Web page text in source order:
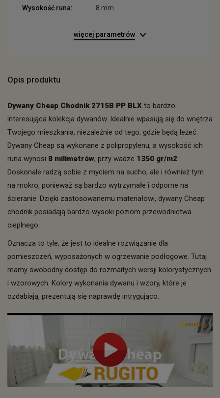
Wysokość runa:
8 mm
więcej parametrów
Opis produktu
Dywany Cheap Chodnik 2715B PP BLX to bardzo
interesująca kolekcja dywanów. Idealnie wpasują się do wnętrza
Twojego mieszkania, niezależnie od tego, gdzie będą leżeć.
Dywany Cheap są wykonane z polipropylenu, a wysokość ich
runa wynosi 8 milimetrów, przy wadze 1350 gr/m2.
Doskonale radzą sobie z myciem na sucho, ale i również tym
na mokro, ponieważ są bardzo wytrzymałe i odporne na
ścieranie. Dzięki zastosowanemu materiałowi, dywany Cheap
chodnik posiadają bardzo wysoki poziom przewodnictwa
cieplnego.
Oznacza to tyle, że jest to idealne rozwiązanie dla
pomieszczeń, wyposażonych w ogrzewanie podłogowe. Tutaj
mamy swobodny dostęp do rozmaitych wersji kolorystycznych
i wzorowych. Kolory wykonania dywanu i wzory, które je
ozdabiają, prezentują się naprawdę intrygująco.